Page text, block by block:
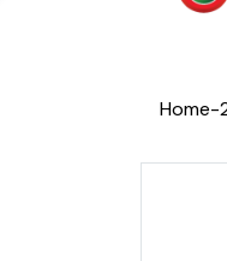
Home-